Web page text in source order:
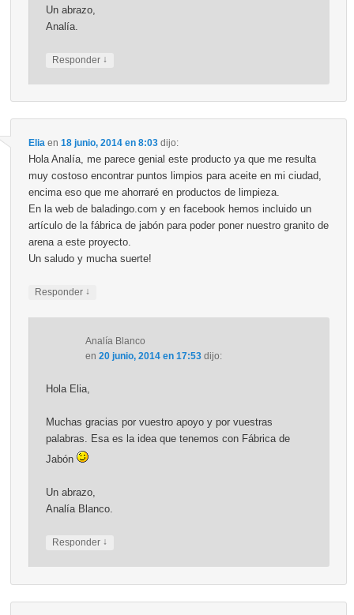
Un abrazo,
Analía.
Responder ↓
Eliaen 18 junio, 2014 en 8:03 dijo:
Hola Analía, me parece genial este producto ya que me resulta
muy costoso encontrar puntos limpios para aceite en mi ciudad,
encima eso que me ahorraré en productos de limpieza.
En la web de baladingo.com y en facebook hemos incluido un
artículo de la fábrica de jabón para poder poner nuestro granito de
arena a este proyecto.
Un saludo y mucha suerte!
Responder ↓
Analía Blanco
en 20 junio, 2014 en 17:53 dijo:
Hola Elia,
Muchas gracias por vuestro apoyo y por vuestras
palabras. Esa es la idea que tenemos con Fábrica de
Jabón
Un abrazo,
Analía Blanco.
Responder ↓